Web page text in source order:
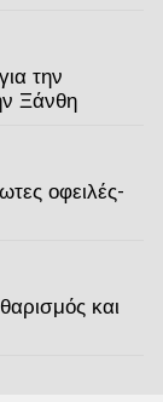
την
Ξάνθη
οφειλές-
και